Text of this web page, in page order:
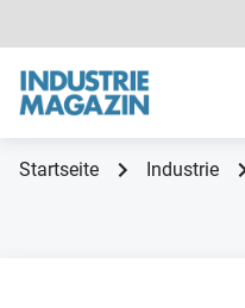
Startseite Industrie